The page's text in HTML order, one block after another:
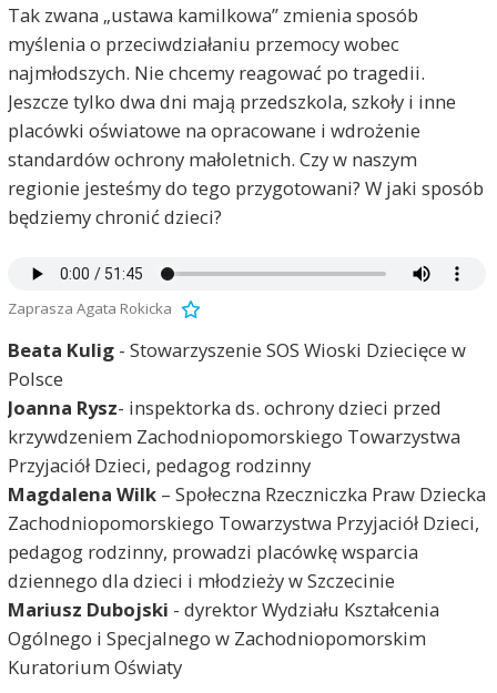
Tak zwana „ustawa kamilkowa” zmienia sposób
myślenia o przeciwdziałaniu przemocy wobec
najmłodszych. Nie chcemy reagować po tragedii.
Jeszcze tylko dwa dni mają przedszkola, szkoły i inne
placówki oświatowe na opracowane i wdrożenie
standardów ochrony małoletnich. Czy w naszym
regionie jesteśmy do tego przygotowani? W jaki sposób
będziemy chronić dzieci?
Zaprasza Agata Rokicka
Beata Kulig- Stowarzyszenie SOS Wioski Dziecięce w
Polsce
Joanna Rysz- inspektorka ds. ochrony dzieci przed
krzywdzeniem Zachodniopomorskiego Towarzystwa
Przyjaciół Dzieci, pedagog rodzinny
Magdalena Wilk– Społeczna Rzeczniczka Praw Dziecka
Zachodniopomorskiego Towarzystwa Przyjaciół Dzieci,
pedagog rodzinny, prowadzi placówkę wsparcia
dziennego dla dzieci i młodzieży w Szczecinie
Mariusz Dubojski - dyrektor Wydziału Kształcenia
Ogólnego i Specjalnego w Zachodniopomorskim
Kuratorium Oświaty